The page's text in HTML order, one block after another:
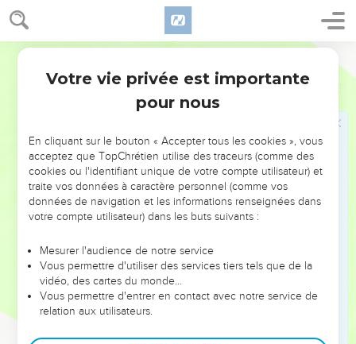
8
tout le peuple pourquoi elle l'avait touché et comment elle
avait été immédiatement guérie.
48
sauvée. Pars dans la paix ! »
Jésus parlait encore quand quelqu'un arriva de chez le
dérange plus le maître. »
Mais Jésus, qui avait entendu, dit au chef de la
synagogue : « N’aie pas peur, crois seulement, et elle sera
sauvée. »
[avec lui], sauf Pierre, Jean et Jacques, ainsi que le père et la
mère de l'enfant.
Tous pleuraient et se lamentaient sur elle. Alors Jésus dit :
« Ne pleurez pas, [car] elle n'est pas morte, mais elle dort. »
Ils se moquaient de lui, sachant qu'elle était morte.
Votre vie privée est importante
pour nous
En cliquant sur le bouton « Accepter tous les cookies », vous
acceptez que TopChrétien utilise des traceurs (comme des
cookies ou l'identifiant unique de votre compte utilisateur) et
traite vos données à caractère personnel (comme vos
données de navigation et les informations renseignées dans
votre compte utilisateur) dans les buts suivants :
Mesurer l'audience de notre service
Vous permettre d'utiliser des services tiers tels que de la
vidéo, des cartes du monde…
Vous permettre d'entrer en contact avec notre service de
relation aux utilisateurs.